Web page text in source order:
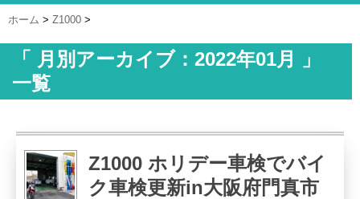
ホーム > Z1000 >
「 月別アーカイブ：2022年01月 」
一覧
Z1000 ホリデー車検でバイ
ク車検更新in大阪府門真市